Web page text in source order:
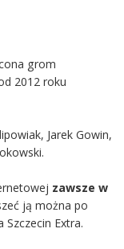
grom
2012 roku
Jarek Gowin,
zawsze w
ją można po
Szczecin Extra.